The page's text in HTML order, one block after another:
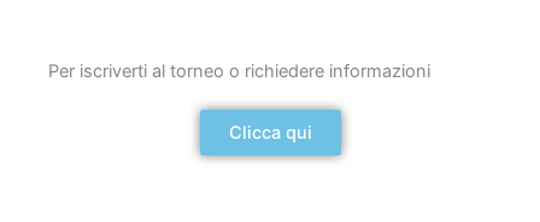
Per iscriverti al torneo o richiedere informazioni
Clicca qui